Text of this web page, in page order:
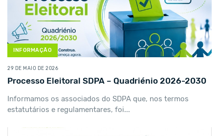
INFORMAÇÃO
29 DE MAIO DE 2026
Processo Eleitoral SDPA – Quadriénio 2026-2030
Informamos os associados do SDPA que, nos termos
estatutários e regulamentares, foi...